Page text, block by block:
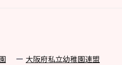
⼤阪府私⽴幼稚園連盟